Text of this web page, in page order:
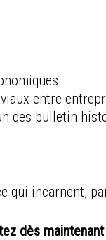
entre
des bulletin
qui incarnent,
dès